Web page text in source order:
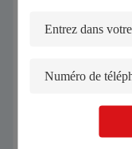
1070nm 1000W
soudage laser